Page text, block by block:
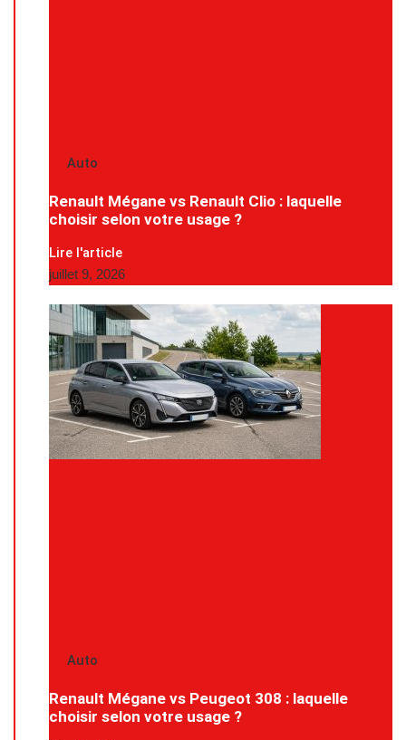
Auto
Renault Mégane vs Renault Clio : laquelle
choisir selon votre usage ?
Lire l'article
juillet 9, 2026
Auto
Renault Mégane vs Peugeot 308 : laquelle
choisir selon votre usage ?